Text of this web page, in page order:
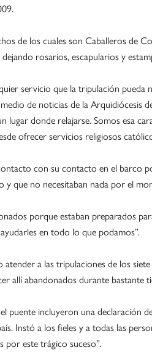
de los cuales son Caballeros de
rosarios, escapularios y
servicio que la tripulación pueda
de noticias de la Arquidiócesis
lugar donde relajarse. Somos esa
ofrecer servicios religiosos
con su contacto en el barco
y que no necesitaban nada por el
porque estaban preparados
en todo lo que podamos”.
a las tripulaciones de los
allí abandonados durante bastante
puente incluyeron una declaración
Instó a los fieles y a todas las
por este trágico suceso”.